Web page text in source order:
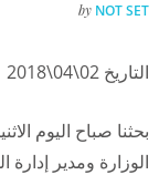
by NOT SET
التاريخ 02\04\2018
بحثنا صباح اليوم
الوزارة ومدير